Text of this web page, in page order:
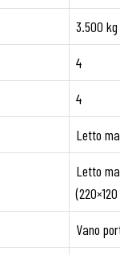
3.500 kg
4
4
Letto
Letto
Vano